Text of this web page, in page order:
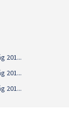
201...
201...
201...